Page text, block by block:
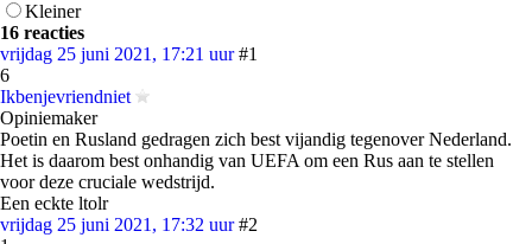
Kleiner
16 reacties
vrijdag 25 juni 2021, 17:21 uur #1
6
Ikbenjevriendniet
Opiniemaker
Poetin en Rusland gedragen zich best vijandig tegenover Nederland.
Het is daarom best onhandig van UEFA om een Rus aan te stellen
voor deze cruciale wedstrijd.
Een eckte ltolr
vrijdag 25 juni 2021, 17:32 uur #2